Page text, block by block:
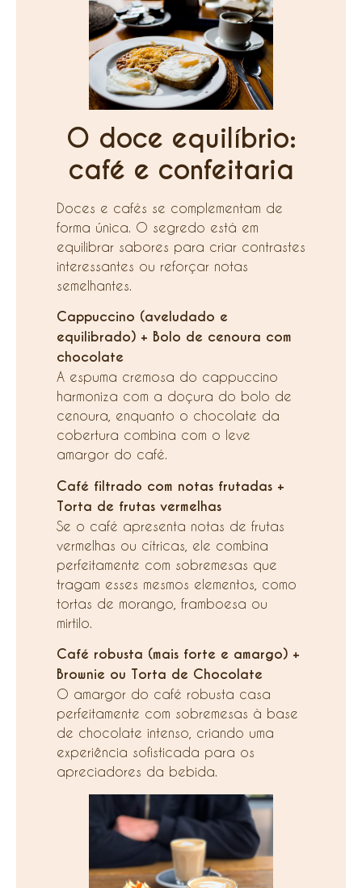
O doce equilíbrio:
café e confeitaria
Doces e cafés se complementam de
forma única. O segredo está em
equilibrar sabores para criar contrastes
interessantes ou reforçar notas
semelhantes.
Cappuccino (aveludado e
equilibrado) + Bolo de cenoura com
chocolate
A espuma cremosa do cappuccino
harmoniza com a doçura do bolo de
cenoura, enquanto o chocolate da
cobertura combina com o leve
amargor do café.
Café filtrado com notas frutadas +
Torta de frutas vermelhas
Se o café apresenta notas de frutas
vermelhas ou cítricas, ele combina
perfeitamente com sobremesas que
tragam esses mesmos elementos, como
tortas de morango, framboesa ou
mirtilo.
Café robusta (mais forte e amargo) +
Brownie ou Torta de Chocolate
O amargor do café robusta casa
perfeitamente com sobremesas à base
de chocolate intenso, criando uma
experiência sofisticada para os
apreciadores da bebida.